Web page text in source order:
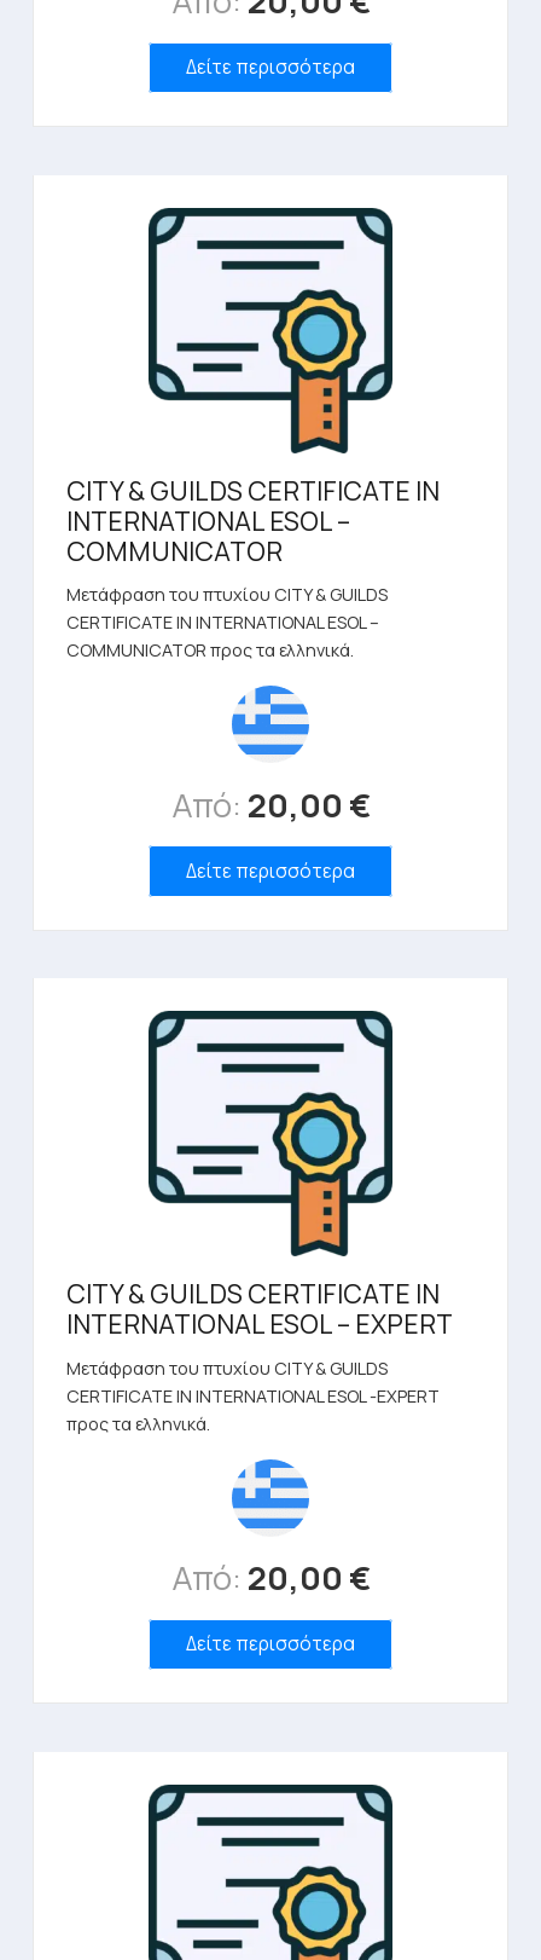
Δείτε περισσότερα
CITY & GUILDS CERTIFICATE IN
INTERNATIONAL ESOL –
COMMUNICATOR
Μετάφραση του πτυχίου CITY & GUILDS
CERTIFICATE IN INTERNATIONAL ESOL –
COMMUNICATOR προς τα ελληνικά.
Από: 20,00 €
Δείτε περισσότερα
CITY & GUILDS CERTIFICATE IN
INTERNATIONAL ESOL – EXPERT
Μετάφραση του πτυχίου CITY & GUILDS
CERTIFICATE IN INTERNATIONAL ESOL -EXPERT
προς τα ελληνικά.
Από: 20,00 €
Δείτε περισσότερα